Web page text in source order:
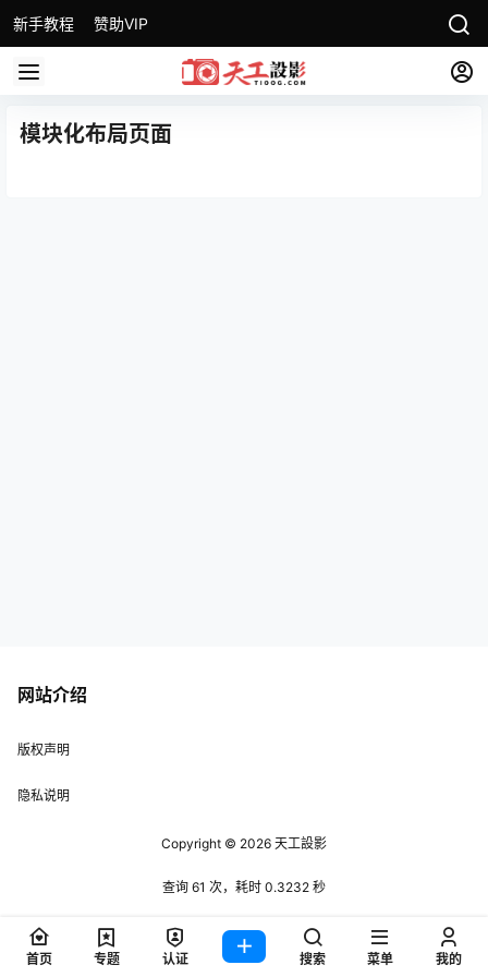
新手教程 赞助VIP
模块化布局页面
网站介绍
版权声明
隐私说明
Copyright © 2026 天工設影
查询 61 次，耗时 0.3232 秒
首页 专题 认证 搜索 菜单 我的